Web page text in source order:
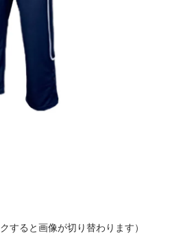
すると画像が切り替わります）